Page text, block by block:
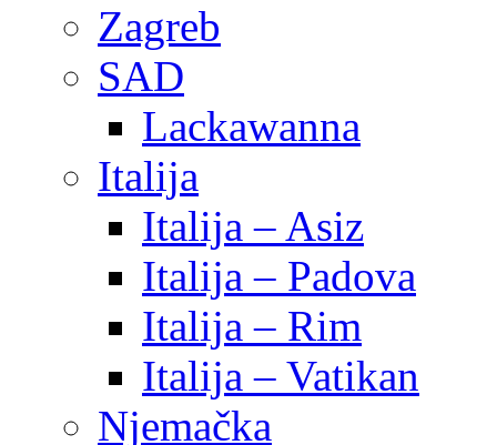
Zagreb
SAD
Lackawanna
Italija
Italija – Asiz
Italija – Padova
Italija – Rim
Italija – Vatikan
Njemačka